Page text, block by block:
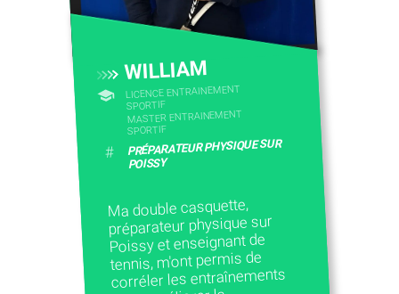
WILLIAM
LICENCE ENTRAINEMENT
SPORTIF
MASTER ENTRAINEMENT
SPORTIF
# PRÉPARATEUR PHYSIQUE SUR
POISSY
Ma double casquette,
préparateur physique sur
Poissy et enseignant de
tennis, m'ont permis de
corréler les entraînements